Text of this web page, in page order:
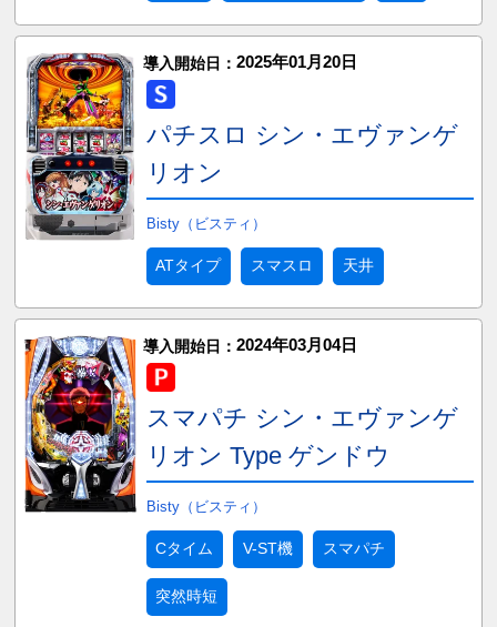
導入開始日： 2025年01月20日
パチスロ シン・エヴァンゲ
リオン
Bisty（ビスティ）
ATタイプ スマスロ 天井
導入開始日： 2024年03月04日
スマパチ シン・エヴァンゲ
リオン Type ゲンドウ
Bisty（ビスティ）
Cタイム V-ST機 スマパチ
突然時短